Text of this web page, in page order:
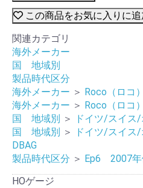
この商品をお気に入りに追
関連カテゴリ
海外メーカー
国 地域別
製品時代区分
海外メーカー ＞ Roco（ロコ）
海外メーカー ＞ Roco（ロコ）
国 地域別 ＞
ドイツ/スイス
国 地域別 ＞ ドイツ/スイス
DBAG
製品時代区分 ＞ Ep6 2007年
HOゲージ